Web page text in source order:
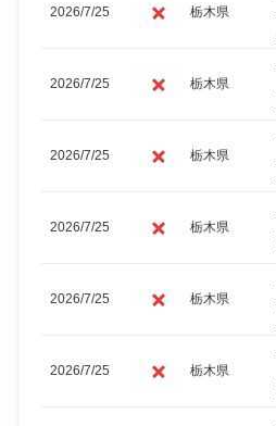
2026/7/25 栃木県
2026/7/25 栃木県
2026/7/25 栃木県
2026/7/25 栃木県
2026/7/25 栃木県
2026/7/25 栃木県